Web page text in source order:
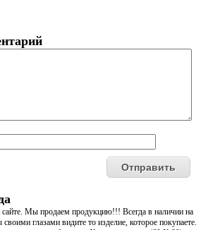
Мы продаем продукцию!!! Всегда в наличии на
глазами видите то изделие, которое покупаете.